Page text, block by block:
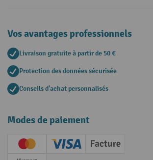
Vos avantages professionnels
Livraison gratuite à partir de 50 €
Protection des données sécurisée
Conseils d'achat personnalisés
Modes de paiement
Creditcard (Master)Creditcard (Visa)
Facture